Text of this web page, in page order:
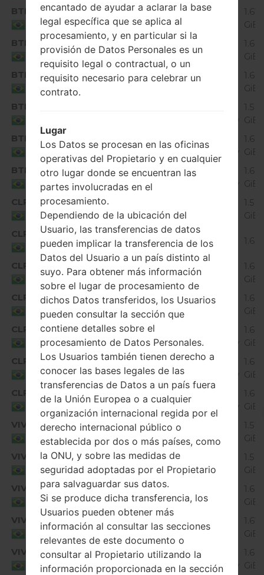
BTM
Brazil
K430dsF10a_03_0609.kdz
Unknown
1.61
GiB
BTM
Brazil
K430dsF10a_05_0805.kdz
Unknown
1.64
GiB
BTM
Brazil
K430dsF10a_06_1021.kdz
Unknown
1.64
GiB
BTM
1.58
GiB
BTM
Brazil
K430dsF10b_02_1107.kdz
Android 6.0.x
Marshmallow
1.62
GiB
BTM
Brazil
K430dsF10b_03_0201.kdz Android 6.0.x
1.62
GiB
CLR
Brazil
K430dsF10a_01_0426.kdz
Unknown
1.53
GiB
CLR
Brazil
K430dsF10a_03_0805.kdz
Unknown 1.6
CLR
Brazil
K430dsF10a_04_1026.kdz
Unknown
1.67
GiB
CLR
Brazil
K430dsF10a_05_0130.kdz
Unknown
1.63
GiB
CLR
Brazil
K430dsF10a_06_0314.kdz
Marshmallow
1.64
GiB
CLR
Brazil
K430dsF10a_07_0521.kdz
Android 6.0.x
Marshmallow
1.62
GiB
CLR
Brazil
K430dsF10a_08_0201.kdz
Android 6.0.x
Marshmallow
1.62
GiB
VIV
Brazil
K430dsF10a_02_0426.kdz
Unknown
1.51
GiB
VIV
Brazil
K430dsF10a_04_0810.kdz
Unknown
1.59
GiB
VIV
Brazil
K430dsF10a_05_1020.kdz
Unknown
1.64
GiB
VIV
Brazil
K430dsF10a_06_0131.kdz
Unknown
1.61
GiB
VIV
Brazil
K430dsF10a_07_0313.kdz
Android 6.0.x
Marshmallow
1.64
GiB
encantado de ayudar a aclarar la base
legal específica que se aplica al
procesamiento, y en particular si la
provisión de Datos Personales es un
requisito legal o contractual, o un
requisito necesario para celebrar un
contrato.
Lugar
Los Datos se procesan en las oficinas
operativas del Propietario y en cualquier
otro lugar donde se encuentran las
partes involucradas en el
procesamiento.
Dependiendo de la ubicación del
Usuario, las transferencias de datos
pueden implicar la transferencia de los
Datos del Usuario a un país distinto al
suyo. Para obtener más información
sobre el lugar de procesamiento de
dichos Datos transferidos, los Usuarios
pueden consultar la sección que
contiene detalles sobre el
procesamiento de Datos Personales.
Los Usuarios también tienen derecho a
conocer las bases legales de las
transferencias de Datos a un país fuera
de la Unión Europea o a cualquier
organización internacional regida por el
derecho internacional público o
establecida por dos o más países, como
la ONU, y sobre las medidas de
seguridad adoptadas por el Propietario
para salvaguardar sus datos.
Si se produce dicha transferencia, los
Usuarios pueden obtener más
información al consultar las secciones
relevantes de este documento o
consultar al Propietario utilizando la
información proporcionada en la sección